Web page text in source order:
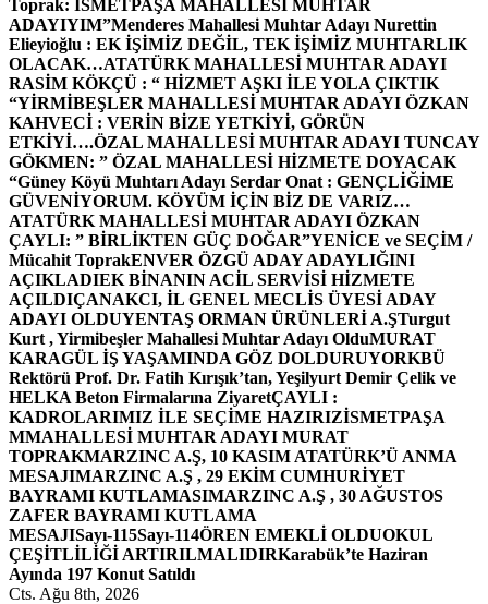
Toprak: İSMETPAŞA MAHALLESİ MUHTAR
ADAYIYIM”Menderes Mahallesi Muhtar Adayı Nurettin
Elieyioğlu : EK İŞİMİZ DEĞİL, TEK İŞİMİZ MUHTARLIK
OLACAK…ATATÜRK MAHALLESİ MUHTAR ADAYI
RASİM KÖKÇÜ : “ HİZMET AŞKI İLE YOLA ÇIKTIK
“YİRMİBEŞLER MAHALLESİ MUHTAR ADAYI ÖZKAN
KAHVECİ : VERİN BİZE YETKİYİ, GÖRÜN
ETKİYİ….ÖZAL MAHALLESİ MUHTAR ADAYI TUNCAY
GÖKMEN: ” ÖZAL MAHALLESİ HİZMETE DOYACAK
“Güney Köyü Muhtarı Adayı Serdar Onat : GENÇLİĞİME
GÜVENİYORUM. KÖYÜM İÇİN BİZ DE VARIZ…
ATATÜRK MAHALLESİ MUHTAR ADAYI ÖZKAN
ÇAYLI: ” BİRLİKTEN GÜÇ DOĞAR”YENİCE ve SEÇİM /
Mücahit ToprakENVER ÖZGÜ ADAY ADAYLIĞINI
AÇIKLADIEK BİNANIN ACİL SERVİSİ HİZMETE
AÇILDIÇANAKCI, İL GENEL MECLİS ÜYESİ ADAY
ADAYI OLDUYENTAŞ ORMAN ÜRÜNLERİ A.ŞTurgut
Kurt , Yirmibeşler Mahallesi Muhtar Adayı OlduMURAT
KARAGÜL İŞ YAŞAMINDA GÖZ DOLDURUYORKBÜ
Rektörü Prof. Dr. Fatih Kırışık’tan, Yeşilyurt Demir Çelik ve
HELKA Beton Firmalarına ZiyaretÇAYLI :
KADROLARIMIZ İLE SEÇİME HAZIRIZİSMETPAŞA
MMAHALLESİ MUHTAR ADAYI MURAT
TOPRAKMARZINC A.Ş, 10 KASIM ATATÜRK’Ü ANMA
MESAJIMARZINC A.Ş , 29 EKİM CUMHURİYET
BAYRAMI KUTLAMASIMARZINC A.Ş , 30 AĞUSTOS
ZAFER BAYRAMI KUTLAMA
MESAJISayı-115Sayı-114ÖREN EMEKLİ OLDUOKUL
ÇEŞİTLİLİĞİ ARTIRILMALIDIRKarabük’te Haziran
Ayında 197 Konut Satıldı
Cts. Ağu 8th, 2026